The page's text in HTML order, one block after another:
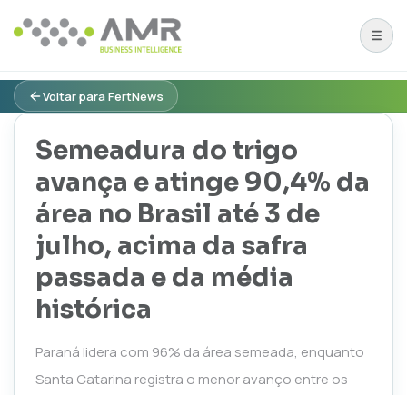
Voltar para FertNews
Semeadura do trigo
avança e atinge 90,4% da
área no Brasil até 3 de
julho, acima da safra
passada e da média
histórica
Paraná lidera com 96% da área semeada, enquanto
Santa Catarina registra o menor avanço entre os